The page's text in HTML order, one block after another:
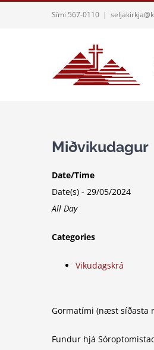
Sími 567-0110 |
Miðvikudagur
Date/Time
Date(s) - 29/05/2024
All Day
Categories
Vikudagskrá
Gormatími (næst síðasta
Fundur hjá